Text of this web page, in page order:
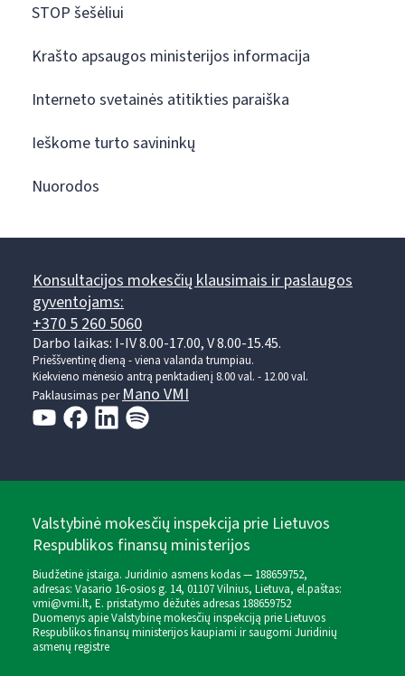
STOP šešėliui
Krašto apsaugos ministerijos informacija
Interneto svetainės atitikties paraiška
Ieškome turto savininkų
Nuorodos
Konsultacijos mokesčių klausimais ir paslaugos
gyventojams:
+370 5 260 5060
Darbo laikas: I-IV 8.00-17.00, V 8.00-15.45.
Prieššventinę dieną - viena valanda trumpiau.
Kiekvieno mėnesio antrą penktadienį 8.00 val. - 12.00 val.
Paklausimas per Mano VMI
Valstybinė mokesčių inspekcija prie Lietuvos
Respublikos finansų ministerijos
Biudžetinė įstaiga. Juridinio asmens kodas — 188659752,
adresas: Vasario 16-osios g. 14, 01107 Vilnius, Lietuva, el.paštas:
vmi@vmi.lt, E. pristatymo dėžutės adresas 188659752
Duomenys apie Valstybinę mokesčių inspekciją prie Lietuvos
Respublikos finansų ministerijos kaupiami ir saugomi Juridinių
asmenų registre